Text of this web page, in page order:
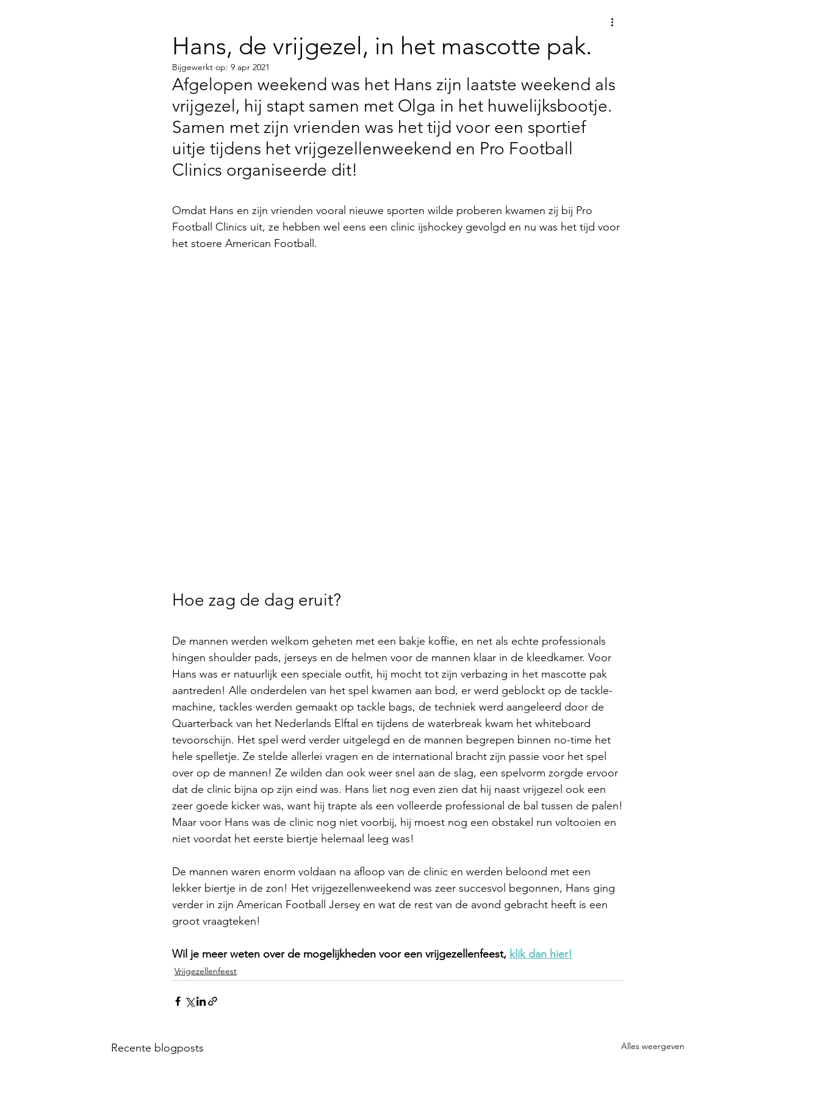
Hans, de vrijgezel, in het mascotte pak.
Bijgewerkt op: 9 apr 2021
Afgelopen weekend was het Hans zijn laatste weekend als
vrijgezel, hij stapt samen met Olga in het huwelijksbootje.
Samen met zijn vrienden was het tijd voor een sportief
uitje tijdens het vrijgezellenweekend en Pro Football
Clinics organiseerde dit!
Omdat Hans en zijn vrienden vooral nieuwe sporten wilde proberen kwamen zij bij Pro
Football Clinics uit, ze hebben wel eens een clinic ijshockey gevolgd en nu was het tijd voor
het stoere American Football.
Hoe zag de dag eruit?
De mannen werden welkom geheten met een bakje koffie, en net als echte professionals
hingen shoulder pads, jerseys en de helmen voor de mannen klaar in de kleedkamer. Voor
Hans was er natuurlijk een speciale outfit, hij mocht tot zijn verbazing in het mascotte pak
aantreden! Alle onderdelen van het spel kwamen aan bod, er werd geblockt op de tackle-
machine, tackles werden gemaakt op tackle bags, de techniek werd aangeleerd door de
Quarterback van het Nederlands Elftal en tijdens de waterbreak kwam het whiteboard
tevoorschijn. Het spel werd verder uitgelegd en de mannen begrepen binnen no-time het
hele spelletje. Ze stelde allerlei vragen en de international bracht zijn passie voor het spel
over op de mannen! Ze wilden dan ook weer snel aan de slag, een spelvorm zorgde ervoor
dat de clinic bijna op zijn eind was. Hans liet nog even zien dat hij naast vrijgezel ook een
zeer goede kicker was, want hij trapte als een volleerde professional de bal tussen de palen!
Maar voor Hans was de clinic nog niet voorbij, hij moest nog een obstakel run voltooien en
niet voordat het eerste biertje helemaal leeg was!
De mannen waren enorm voldaan na afloop van de clinic en werden beloond met een
lekker biertje in de zon! Het vrijgezellenweekend was zeer succesvol begonnen, Hans ging
verder in zijn American Football Jersey en wat de rest van de avond gebracht heeft is een
groot vraagteken!
Wil je meer weten over de mogelijkheden voor een vrijgezellenfeest, klik dan hier!
Vrijgezellenfeest
Recente blogposts Alles weergeven